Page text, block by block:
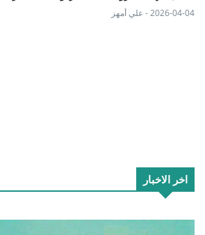
2026-04-04 - علي أمهز
اخر الاخبار